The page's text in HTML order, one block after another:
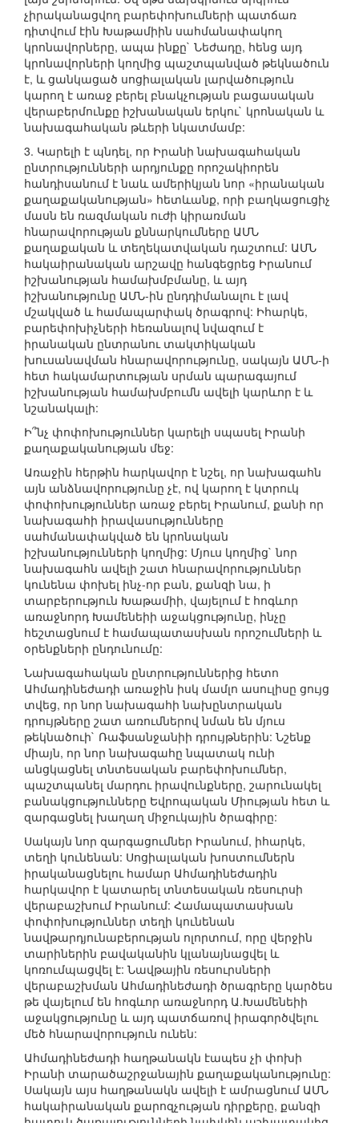
չիրականացվող բարեփոխումների պատճառ
դիտվում էին Խաթամիին սահմանափակող
կրոնավորները, ապա ինքը` Նեժադը, հենց այդ
կրոնավորների կողմից պաշտպանված թեկնածուն
է, և ցանկացած սոցիալական լարվածություն
կարող է առաջ բերել բնակչության բացասական
վերաբերմունքը իշխանական երկու` կրոնական և
նախագահական թևերի նկատմամբ:
3. Կարելի է պնդել, որ Իրանի նախագահական
ընտրությունների արդյունքը որոշակիորեն
հանդիսանում է նաև ամերիկյան նոր «իրանական
քաղաքականության» հետևանք, որի բաղկացուցիչ
մասն են ռազմական ուժի կիրառման
հնարավորության քննարկումները ԱՄՆ
քաղաքական և տեղեկատվական դաշտում: ԱՄՆ
հակաիրանական արշավը հանգեցրեց Իրանում
իշխանության համախմբմանը, և այդ
իշխանությունը ԱՄՆ-ին ընդդիմանալու է լավ
մշակված և համապարփակ ծրագրով: Իհարկե,
բարեփոխիչների հեռանալով նվազում է
իրանական ընտրանու տակտիկական
խուսանավման հնարավորությունը, սակայն ԱՄՆ-ի
հետ հակամարտության սրման պարագայում
իշխանության համախմբումն ավելի կարևոր է և
նշանակալի:
Ի՞նչ փոփոխություններ կարելի սպասել Իրանի
քաղաքականության մեջ:
Առաջին հերթին հարկավոր է նշել, որ նախագահն
այն անձնավորությունը չէ, ով կարող է կտրուկ
փոփոխություններ առաջ բերել Իրանում, քանի որ
նախագահի իրավասությունները
սահմանափակված են կրոնական
իշխանությունների կողմից: Մյուս կողմից` նոր
նախագահն ավելի շատ հնարավորություններ
կունենա փոխել ինչ-որ բան, քանզի նա, ի
տարբերություն Խաթամիի, վայելում է հոգևոր
առաջնորդ Խամենեիի աջակցությունը, ինչը
հեշտացնում է համապատասխան որոշումների և
օրենքների ընդունումը:
Նախագահական ընտրություններից հետո
Ահմադինեժադի առաջին իսկ մամլո ասուլիսը ցույց
տվեց, որ նոր նախագահի նախընտրական
դրույթները շատ առումներով նման են մյուս
թեկնածուի` Ռաֆսանջանիի դրույթներին: Նշենք
միայն, որ նոր նախագահը նպատակ ունի
անցկացնել տնտեսական բարեփոխումներ,
պաշտպանել մարդու իրավունքները, շարունակել
բանակցությունները Եվրոպական Միության հետ և
զարգացնել խաղաղ միջուկային ծրագիրը:
Սակայն նոր զարգացումներ Իրանում, իհարկե,
տեղի կունենան: Սոցիալական խոստումներն
իրականացնելու համար Ահմադինեժադին
հարկավոր է կատարել տնտեսական ռեսուրսի
վերաբաշխում Իրանում: Համապատասխան
փոփոխություններ տեղի կունենան
նավթարդյունաբերության ոլորտում, որը վերջին
տարիներին բավականին կլանայնացվել և
կոռումպացվել է: Նավթային ռեսուրսների
վերաբաշխման Ահմադինեժադի ծրագրերը կարծես
թե վայելում են հոգևոր առաջնորդ Ա.Խամենեիի
աջակցությունը և այդ պատճառով իրագործվելու
մեծ հնարավորություն ունեն:
Ահմադինեժադի հաղթանակն էապես չի փոխի
Իրանի տարածաշրջանային քաղաքականությունը:
Սակայն այս հաղթանակն ավելի է ամրացնում ԱՄՆ
հակաիրանական քարոզչության դիրքերը, քանզի